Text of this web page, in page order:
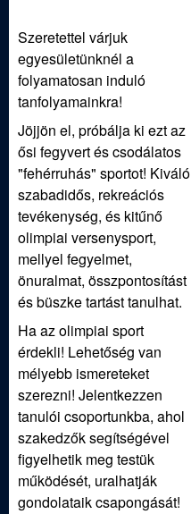
Szeretettel várjuk
egyesületünknél a
folyamatosan induló
tanfolyamainkra!
Jöjjön el, próbálja ki ezt az
ősi fegyvert és csodálatos
"fehérruhás" sportot! Kiváló
szabadidős, rekreációs
tevékenység, és kitűnő
olimpiai versenysport,
mellyel fegyelmet,
önuralmat, összpontosítást
és büszke tartást tanulhat.
Ha az olimpiai sport
érdekli! Lehetőség van
mélyebb ismereteket
szerezni! Jelentkezzen
tanulói csoportunkba, ahol
szakedzők segítségével
figyelhetik meg testük
működését, uralhatják
gondolataik csapongását!